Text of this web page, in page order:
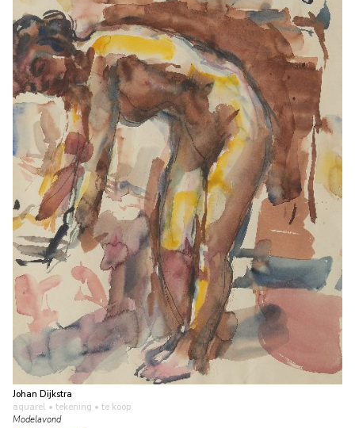
Johan Dijkstra
aquarel • tekening • te koop
Modelavond